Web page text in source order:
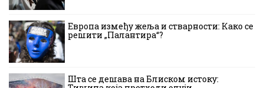
Европа између жеља и стварности: Како се
решити „Палантира“?
Шта се дешава на Блиском истоку: